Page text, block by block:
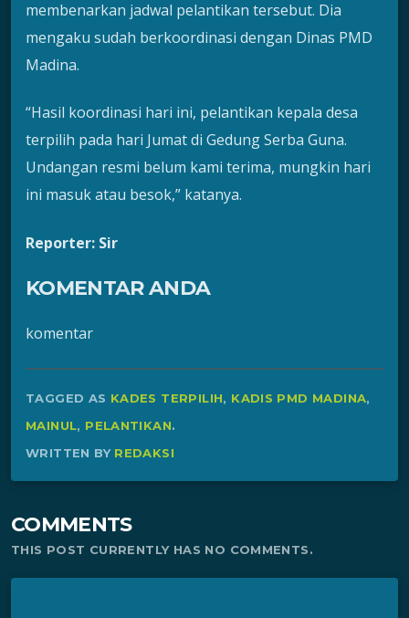
membenarkan jadwal pelantikan tersebut. Dia
mengaku sudah berkoordinasi dengan Dinas PMD
Madina.
“Hasil koordinasi hari ini, pelantikan kepala desa
terpilih pada hari Jumat di Gedung Serba Guna.
Undangan resmi belum kami terima, mungkin hari
ini masuk atau besok,” katanya.
Reporter: Sir
KOMENTAR ANDA
komentar
TAGGED AS KADES TERPILIH, KADIS PMD MADINA,
MAINUL, PELANTIKAN.
WRITTEN BY REDAKSI
COMMENTS
THIS POST CURRENTLY HAS NO COMMENTS.